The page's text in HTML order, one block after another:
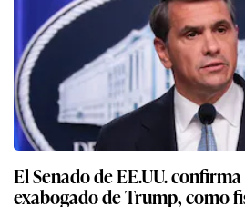
El Senado de EE.UU.
exabogado de Trump, como